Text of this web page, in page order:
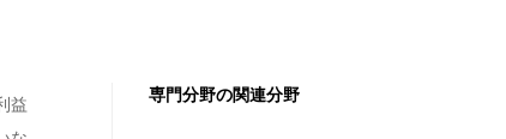
益
専門分野の関連分野